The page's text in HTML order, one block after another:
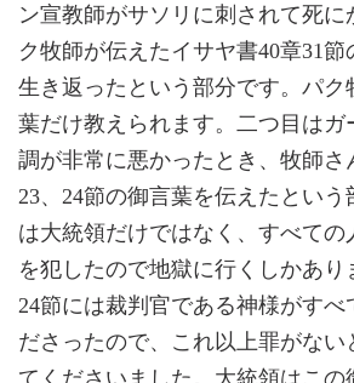
ン宣教師がサソリに刺されて死
ク牧師が伝えたイサヤ書40章31
生き返ったという部分です。パク
葉だけ教えられます。二つ目はガ
調が非常に悪かったとき、牧師さ
23、24節の御言葉を伝えたとい
は大統領だけではなく、すべての
を犯したので地獄に行くしかあり
24節には裁判官である神様がすべ
ださったので、これ以上罪がない
てくださいました。大統領はこの